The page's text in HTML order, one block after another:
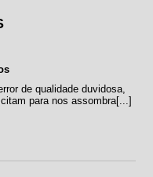
de qualidade duvidosa,
para nos assombra[...]